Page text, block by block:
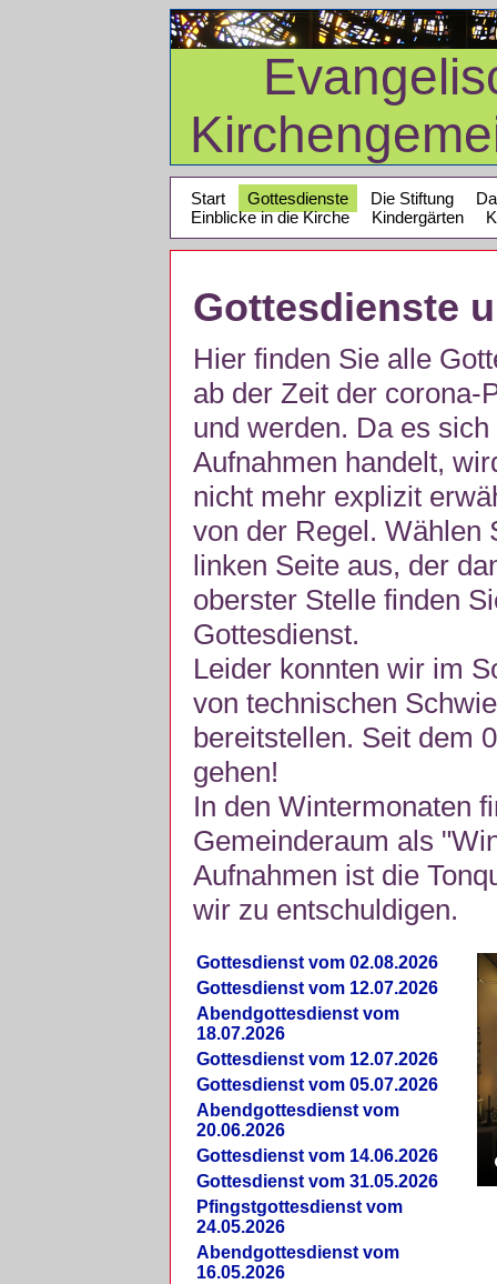
Start Gottesdienste Die Stiftung
Einblicke in die Kirche
Kindergärten
Gottesdienste
Hier finden Sie alle
ab der Zeit der corona-
und werden. Da es
Aufnahmen handelt,
nicht mehr explizit
von der Regel. Wählen
linken Seite aus, der
oberster Stelle finden
Gottesdienst.
Leider konnten wir im
von technischen
bereitstellen. Seit dem
gehen!
In den Wintermonaten
Gemeinderaum als
Aufnahmen ist die
wir zu entschuldigen.
Gottesdienst vom 02.08.2026
Gottesdienst vom 12.07.2026
Abendgottesdienst vom
18.07.2026
Gottesdienst vom 12.07.2026
Gottesdienst vom 05.07.2026
Abendgottesdienst vom
20.06.2026
Gottesdienst vom 14.06.2026
Gottesdienst vom 31.05.2026
Pfingstgottesdienst vom
24.05.2026
Abendgottesdienst vom
16.05.2026